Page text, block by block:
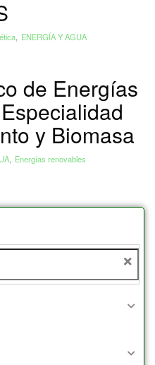
, ENERGÍA Y AGUA
de Energías
y Biomasa
Energías renovables